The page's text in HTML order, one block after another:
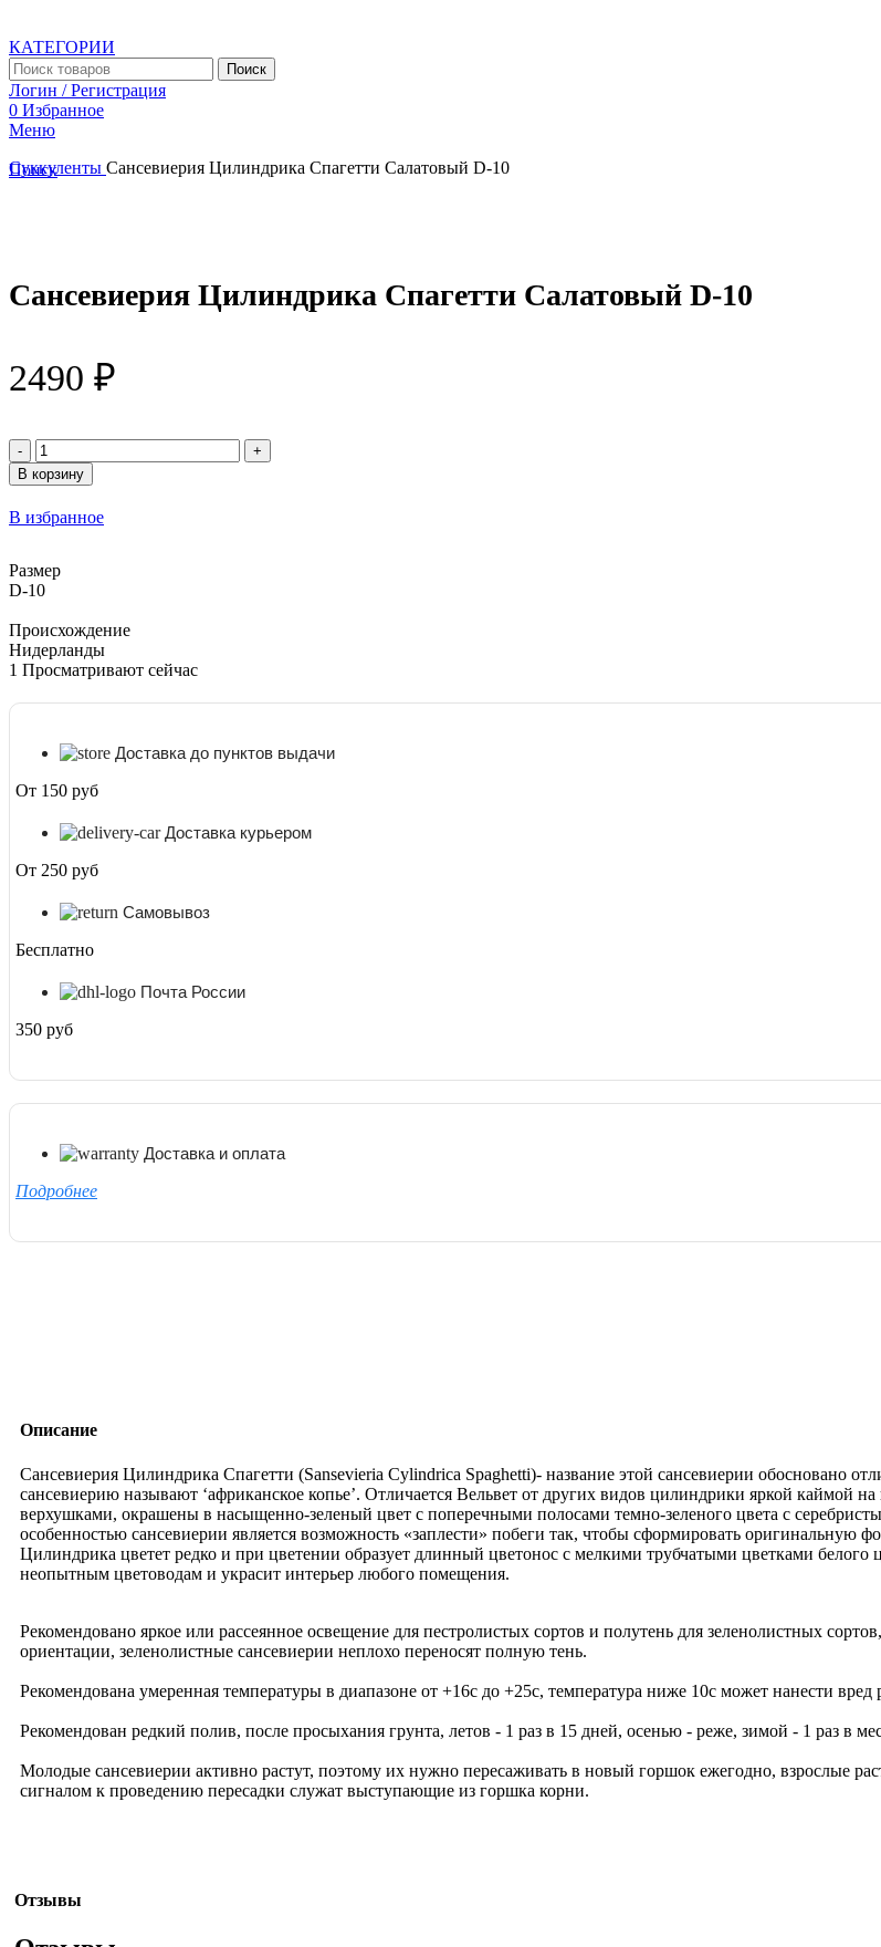
КАТЕГОРИИ
Поиск
Логин / Регистрация
0 Избранное
Меню
Поиск
Суккуленты Сансевиерия Цилиндрика Спагетти Салатовый D-10
Сансевиерия Цилиндрика Спагетти Салатовый D-10
2490 ₽
Количество
товара
Сансевиерия
Цилиндрика
Спагетти
D-
10
В корзину
В избранное
Размер
D-10
Происхождение
Нидерланды
1 Просматривают сейчас
Доставка до пунктов выдачи
От 150 руб
Доставка курьером
От 250 руб
Самовывоз
Бесплатно
Почта России
350 руб
Доставка и оплата
Подробнее
Описание
Сансевиерия Цилиндрика Спагетти (Sansevieria Cylindrica Spaghetti)- название этой сансевиерии обосновано
сансевиерию называют ‘африканское копье’. Отличается Вельвет от других видов цилиндрики яркой каймой
верхушками, окрашены в насыщенно-зеленый цвет с поперечными полосами темно-зеленого цвета с
особенностью сансевиерии является возможность «заплести» побеги так, чтобы сформировать оригинальную
Цилиндрика цветет редко и при цветении образует длинный цветонос с мелкими трубчатыми цветками белого
неопытным цветоводам и украсит интерьер любого помещения.
Рекомендовано яркое или рассеянное освещение для пестролистых сортов и полутень для зеленолистных
ориентации, зеленолистные сансевиерии неплохо переносят полную тень.
Рекомендована умеренная температуры в диапазоне от +16c до +25c, температура ниже 10c может нанести вред
Рекомендован редкий полив, после просыхания грунта, летов - 1 раз в 15 дней, осенью - реже, зимой - 1 раз в
Молодые сансевиерии активно растут, поэтому их нужно пересаживать в новый горшок ежегодно, взрослые
сигналом к проведению пересадки служат выступающие из горшка корни.
Отзывы